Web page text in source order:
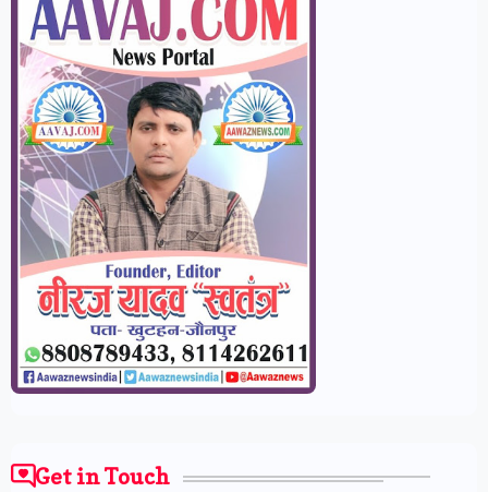
Get in Touch